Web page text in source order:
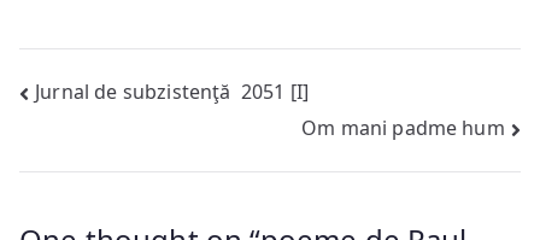
Post
Jurnal de subzistenţă 2051 [I]
Om mani padme hum